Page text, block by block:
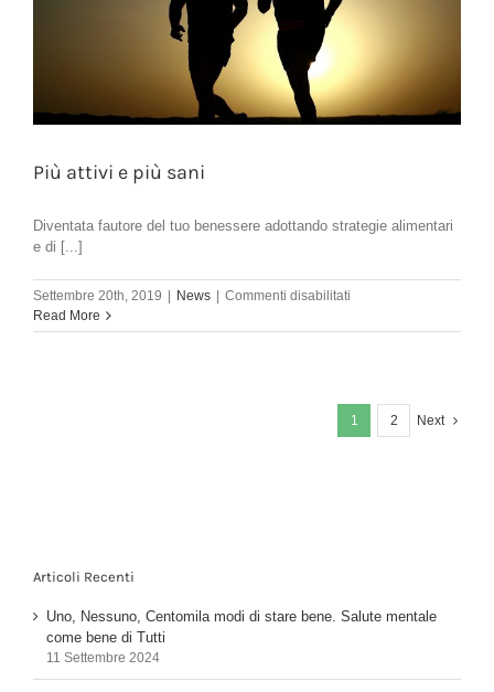
Più attivi e più sani
Diventata fautore del tuo benessere adottando strategie alimentari
e di [...]
Settembre 20th, 2019 | News | Commenti disabilitati
attivi
Read More
1 2 Next
Articoli Recenti
Uno, Nessuno, Centomila modi di stare bene. Salute mentale
come bene di Tutti
11 Settembre 2024